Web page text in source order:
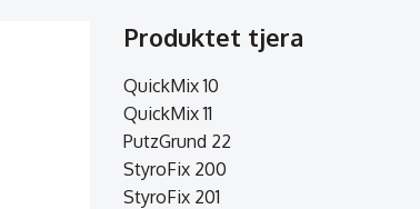
Produktet tjera
QuickMix 10
QuickMix 11
PutzGrund 22
StyroFix 200
StyroFix 201